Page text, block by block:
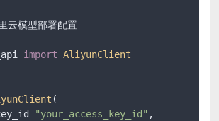
import AliyunClient
(
"your_access_key_id" ,